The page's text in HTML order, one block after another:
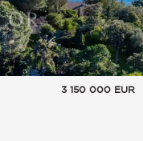
3 150 000 EUR